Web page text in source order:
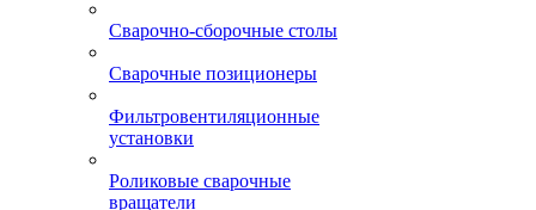
Сварочно-сборочные столы
Сварочные позиционеры
Фильтровентиляционные
установки
Роликовые сварочные
вращатели